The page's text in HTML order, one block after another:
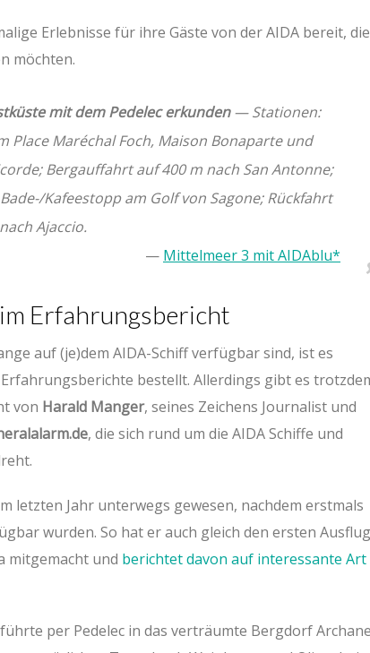
Erlebnisse für ihre Gäste von der AIDA bereit, die
möchten.
mit dem Pedelec erkunden— Stationen:
Place Maréchal Foch, Maison Bonaparte und
Bergauffahrt auf 400 m nach San Antonne;
Kafeestopp am Golf von Sagone; Rückfahrt
Ajaccio.
Mittelmeer 3 mit AIDAblu*
Erfahrungsbericht
auf (je)dem AIDA-Schiff verfügbar sind, ist es
bestellt. Allerdings gibt es
von Harald Manger, seines Zeichens Journalist und
, die sich rund um die AIDA Schiffe und
letzten Jahr unterwegs gewesen, nachdem erstmals
wurden. So hat er auch gleich den ersten Ausflug
mitgemacht und berichtet davon auf interessante Art
per Pedelec in das verträumte Bergdorf